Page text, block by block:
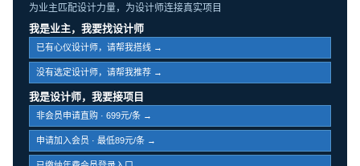
为业主匹配设计力量，为设计师连接真实项目
我是业主，我要找设计师
已有心仪设计师，请帮我搭线 →
没有选定设计师，请帮我推荐 →
我是设计师，我要接项目
非会员申请直购 · 699元/条 →
申请加入会员 · 最低89元/条 →